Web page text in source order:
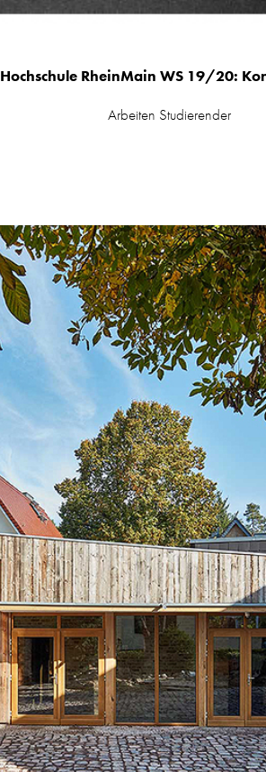
Hochschule RheinMain WS 19/20:
Arbeiten Studierender